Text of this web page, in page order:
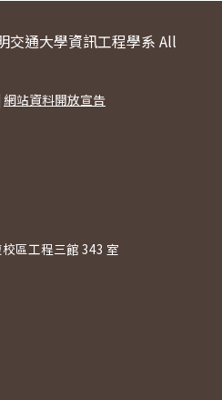
通大學資訊工程學系 All
網站資料開放宣告
區工程三館 343 室